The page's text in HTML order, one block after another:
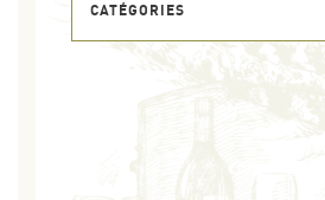
CATÉGORIES